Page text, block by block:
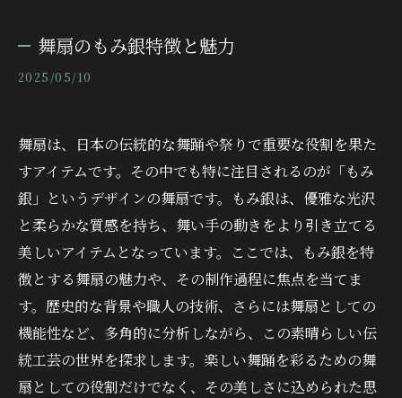
舞扇のもみ銀特徴と魅力
2025/05/10
舞扇は、日本の伝統的な舞踊や祭りで重要な役割を果た
すアイテムです。その中でも特に注目されるのが「もみ
銀」というデザインの舞扇です。もみ銀は、優雅な光沢
と柔らかな質感を持ち、舞い手の動きをより引き立てる
美しいアイテムとなっています。ここでは、もみ銀を特
徴とする舞扇の魅力や、その制作過程に焦点を当てま
す。歴史的な背景や職人の技術、さらには舞扇としての
機能性など、多角的に分析しながら、この素晴らしい伝
統工芸の世界を探求します。楽しい舞踊を彩るための舞
扇としての役割だけでなく、その美しさに込められた思